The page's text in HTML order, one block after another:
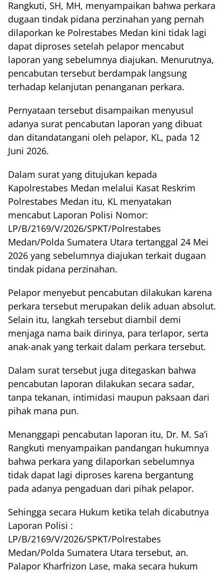
Rangkuti, SH, MH, menyampaikan bahwa perkara
dugaan tindak pidana perzinahan yang pernah
dilaporkan ke Polrestabes Medan kini tidak lagi
dapat diproses setelah pelapor mencabut
laporan yang sebelumnya diajukan. Menurutnya,
pencabutan tersebut berdampak langsung
terhadap kelanjutan penanganan perkara.
Pernyataan tersebut disampaikan menyusul
adanya surat pencabutan laporan yang dibuat
dan ditandatangani oleh pelapor, KL, pada 12
Juni 2026.
Dalam surat yang ditujukan kepada
Kapolrestabes Medan melalui Kasat Reskrim
Polrestabes Medan itu, KL menyatakan
mencabut Laporan Polisi Nomor:
LP/B/2169/V/2026/SPKT/Polrestabes
Medan/Polda Sumatera Utara tertanggal 24 Mei
2026 yang sebelumnya diajukan terkait dugaan
tindak pidana perzinahan.
Pelapor menyebut pencabutan dilakukan karena
perkara tersebut merupakan delik aduan absolut.
Selain itu, langkah tersebut diambil demi
menjaga nama baik dirinya, para terlapor, serta
anak-anak yang terkait dalam perkara tersebut.
Dalam surat tersebut juga ditegaskan bahwa
pencabutan laporan dilakukan secara sadar,
tanpa tekanan, intimidasi maupun paksaan dari
pihak mana pun.
Menanggapi pencabutan laporan itu, Dr. M. Sa’i
Rangkuti menyampaikan pandangan hukumnya
bahwa perkara yang dilaporkan sebelumnya
tidak dapat lagi diproses karena bergantung
pada adanya pengaduan dari pihak pelapor.
Sehingga secara Hukum ketika telah dicabutnya
Laporan Polisi :
LP/B/2169/V/2026/SPKT/Polrestabes
Medan/Polda Sumatera Utara tersebut, an.
Palapor Kharfrizon Lase, maka secara hukum